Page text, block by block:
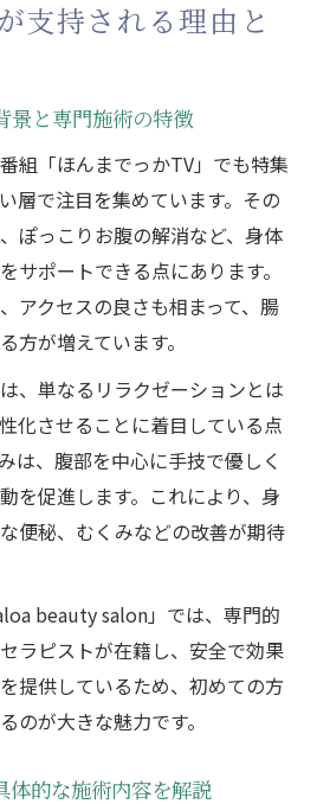
支持される理由と
景と専門施術の特徴
組「ほんまでっかTV」でも特集
層で注目を集めています。その
ぽっこりお腹の解消など、身体
サポートできる点にあります。
アクセスの良さも相まって、腸
方が増えています。
、単なるリラクゼーションとは
化させることに着目している点
は、腹部を中心に手技で優しく
を促進します。これにより、身
便秘、むくみなどの改善が期待
beauty salon」では、専門的
ラピストが在籍し、安全で効果
提供しているため、初めての方
のが大きな魅力です。
体的な施術内容を解説